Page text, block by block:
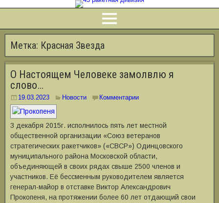
Метка: Красная Звезда
О Настоящем Человеке замолвлю я
слово…
19.03.2023 Новости Комментарии
3 декабря 2015г. исполнилось пять лет местной
общественной организации «Союз ветеранов
стратегических ракетчиков» («СВСР») Одинцовского
муниципального района Московской области,
объединяющей в своих рядах свыше 2500 членов и
участников. Её бессменным руководителем является
генерал-майор в отставке Виктор Александрович
Прокопеня, на протяжении более 60 лет отдающий свои